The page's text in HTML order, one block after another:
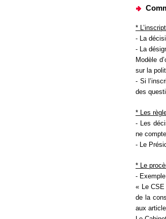
*
- La
- La
Modèle
sur la
- Si
des
* Les
- Les
ne
- Le
* Le
-
« Le
de la
aux